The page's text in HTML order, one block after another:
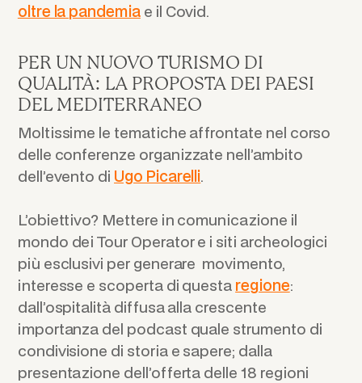
oltre la pandemiae il Covid.
PER UN NUOVO TURISMO DI
QUALITÀ: LA PROPOSTA DEI PAESI
DEL MEDITERRANEO
Moltissime le tematiche affrontate nel corso
delle conferenze organizzate nell’ambito
dell’evento di Ugo Picarelli.
L’obiettivo? Mettere in comunicazione il
mondo dei Tour Operator e i siti archeologici
più esclusivi per generare movimento,
interesse e scoperta di questa regione:
dall’ospitalità diffusa alla crescente
importanza del podcast quale strumento di
condivisione di storia e sapere; dalla
presentazione dell’offerta delle 18 regioni